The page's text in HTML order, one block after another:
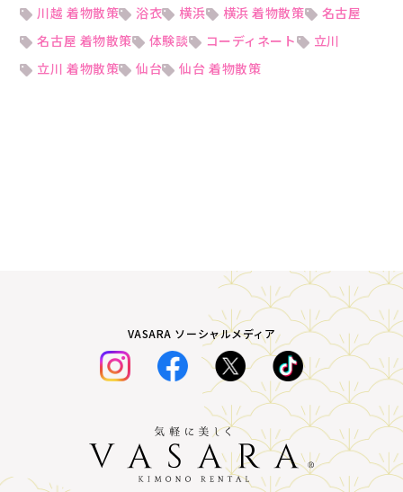
川越 着物散策
浴衣 横浜 横浜 着物散策
名古屋
名古屋 着物散策
体験談 コーディネート
立川
立川 着物散策
仙台 仙台 着物散策
VASARA ソーシャルメディア